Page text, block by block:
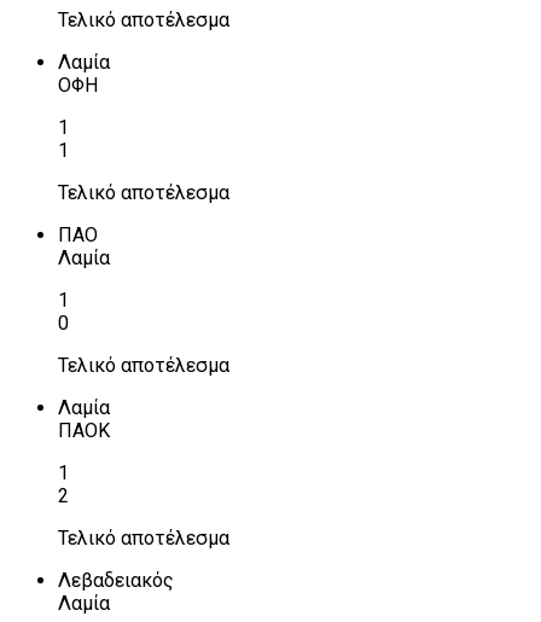
Τελικό αποτέλεσμα
Λαμία
ΟΦΗ
1
1
Τελικό αποτέλεσμα
ΠΑΟ
Λαμία
1
0
Τελικό αποτέλεσμα
Λαμία
ΠΑΟΚ
1
2
Τελικό αποτέλεσμα
Λεβαδειακός
Λαμία